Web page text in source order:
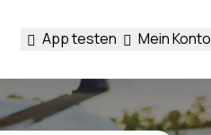
App testen Mein Konto